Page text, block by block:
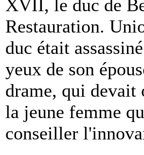
XVII, le duc de
Restauration.
duc était
yeux de son
drame, qui devait
la jeune femme
conseiller